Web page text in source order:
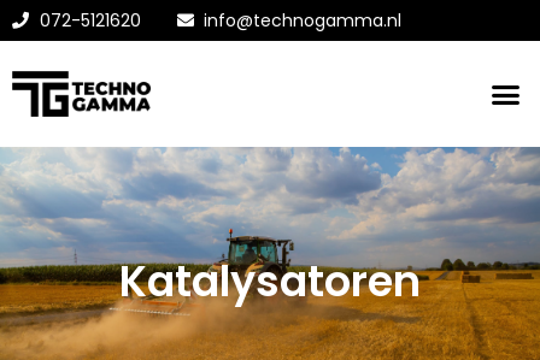
072-5121620 info@technogamma.nl
Katalysatoren